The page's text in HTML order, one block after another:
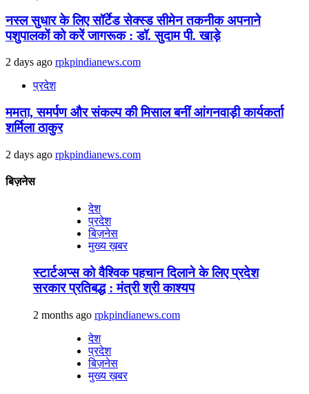
नस्ल सुधार के लिए सॉर्टेड सेक्स्ड सीमेन तकनीक अपनाने
पशुपालकों को करें जागरूक : डॉ. सुदाम पी. खाड़े
2 days ago rpkpindianews.com
प्रदेश
ममता, समर्पण और संकल्प की मिसाल बनीं आंगनवाड़ी कार्यकर्ता
शर्मिला ठाकुर
2 days ago rpkpindianews.com
बिज़नेस
देश
प्रदेश
बिज़नेस
मुख्य ख़बर
स्टार्टअप्स को वैश्विक पहचान दिलाने के लिए प्रदेश
सरकार प्रतिबद्ध : मंत्री श्री काश्यप
2 months ago rpkpindianews.com
देश
प्रदेश
बिज़नेस
मुख्य ख़बर